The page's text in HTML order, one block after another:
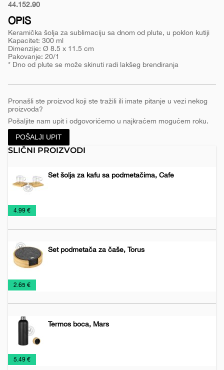
sa-
dnom-
od-
plute-
java-
subli
Bela
44.152.90
OPIS
Keramička šolja za sublimaciju sa dnom od plute, u poklon kutiji
Kapacitet: 300 ml
Dimenzije: Ø 8.5 x 11.5 cm
Pakovanje: 20/1
* Dno od plute se može skinuti radi lakšeg brendiranja
Pronašli ste proizvod koji ste tražili ili imate pitanje u vezi nekog
proizvoda?
Pošaljite nam upit i odgovorićemo u najkraćem mogućem roku.
POŠALJI UPIT
SLIČNI PROIZVODI
Set šolja za kafu sa podmetačima, Cafe
Šolje
Staklene
šolje
4.99 €
Set podmetača za čaše, Torus
Podmetači
za
čaše
Šolje
2.65 €
Termos boca, Mars
Šolje
Šolje
za
5.49 €